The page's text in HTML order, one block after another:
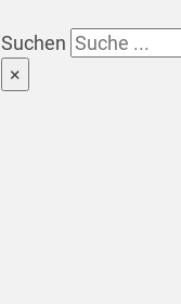
Suchen
×